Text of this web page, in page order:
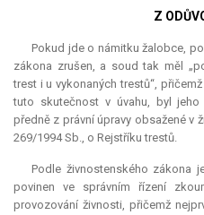
Z
Pokud jde o námitku žalobce,
zákona zrušen, a soud tak měl
trest i u vykonaných trestů“,
tuto skutečnost v úvahu, byl jeho
předně z právní úpravy obsažené v
269/1994 Sb., o Rejstříku trestů.
Podle živnostenského zákona
povinen ve správním řízení
provozování živnosti, přičemž